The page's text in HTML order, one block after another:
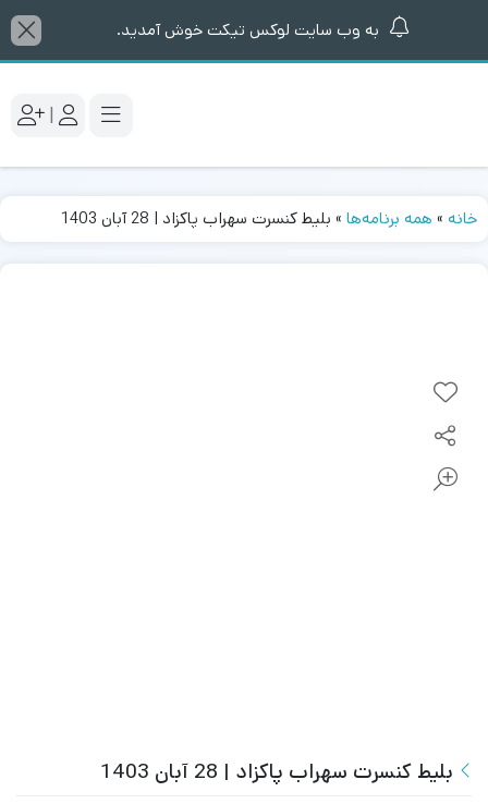
به وب سایت لوکس تیکت خوش آمدید.
|
خانه » همه برنامه‌ها » بلیط کنسرت سهراب پاکزاد | 28 آبان 1403
بلیط کنسرت سهراب پاکزاد | 28 آبان 1403